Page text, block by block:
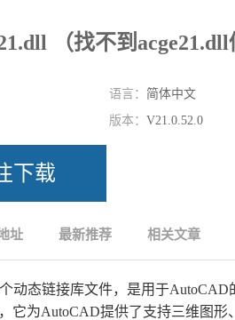
（找不到acge21.dll
语言： 简体中文
版本： V21.0.52.0
下载
址 最新推荐 相关文章
个动态链接库文件，是用于
它为AutoCAD提供了支持三维图